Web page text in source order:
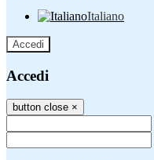
Italiano
Accedi
Accedi
button close ×